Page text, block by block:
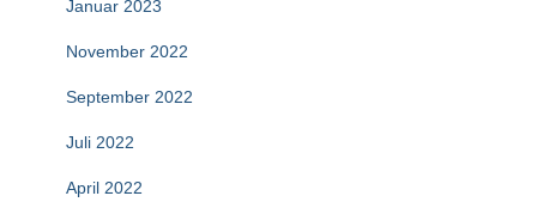
Januar 2023
November 2022
September 2022
Juli 2022
April 2022